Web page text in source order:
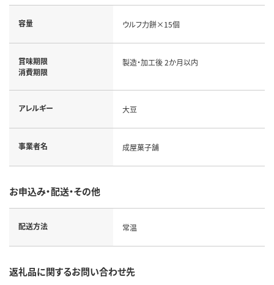
容量 ウルフ力餅×15個
賞味期限
消費期限
製造・加工後 2か月以内
アレルギー 大豆
事業者名 成屋菓子舗
お申込み・配送・その他
配送方法 常温
返礼品に関するお問い合わせ先